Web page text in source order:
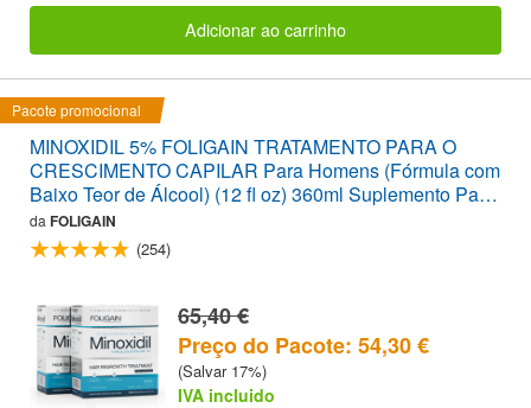
Adicionar ao carrinho
Pacote promocional
MINOXIDIL 5% FOLIGAIN TRATAMENTO PARA O
CRESCIMENTO CAPILAR Para Homens (Fórmula com
Baixo Teor de Álcool) (12 fl oz) 360ml Suplemento Para
6 Meses
da FOLIGAIN
(254)
65,40 €
Preço do Pacote: 54,30 €
(Salvar 17%)
IVA incluido